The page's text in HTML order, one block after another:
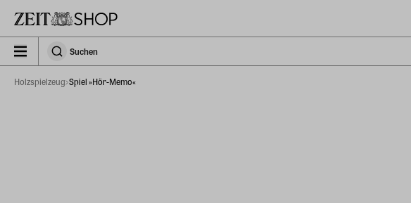
zeit_storefront.components.search.collapsed
SuchenSuchen
Holzspielzeug Spiel »Hör-Memo«